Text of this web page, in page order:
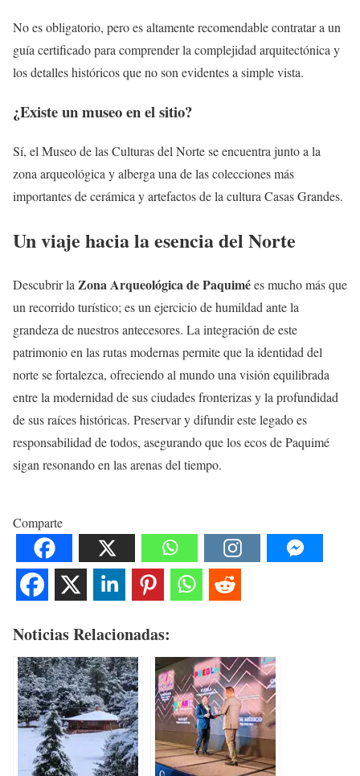
No es obligatorio, pero es altamente recomendable contratar a un
guía certificado para comprender la complejidad arquitectónica y
los detalles históricos que no son evidentes a simple vista.
¿Existe un museo en el sitio?
Sí, el Museo de las Culturas del Norte se encuentra junto a la
zona arqueológica y alberga una de las colecciones más
importantes de cerámica y artefactos de la cultura Casas Grandes.
Un viaje hacia la esencia del Norte
Descubrir la Zona Arqueológica de Paquimées mucho más que
un recorrido turístico; es un ejercicio de humildad ante la
grandeza de nuestros antecesores. La integración de este
patrimonio en las rutas modernas permite que la identidad del
norte se fortalezca, ofreciendo al mundo una visión equilibrada
entre la modernidad de sus ciudades fronterizas y la profundidad
de sus raíces históricas. Preservar y difundir este legado es
responsabilidad de todos, asegurando que los ecos de Paquimé
sigan resonando en las arenas del tiempo.
Comparte
Noticias Relacionadas: